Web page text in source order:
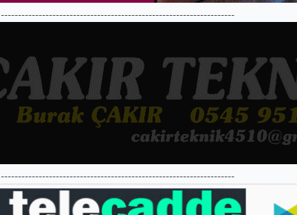
--------------------------------------------------------------------
--------------------------------------------------------------------